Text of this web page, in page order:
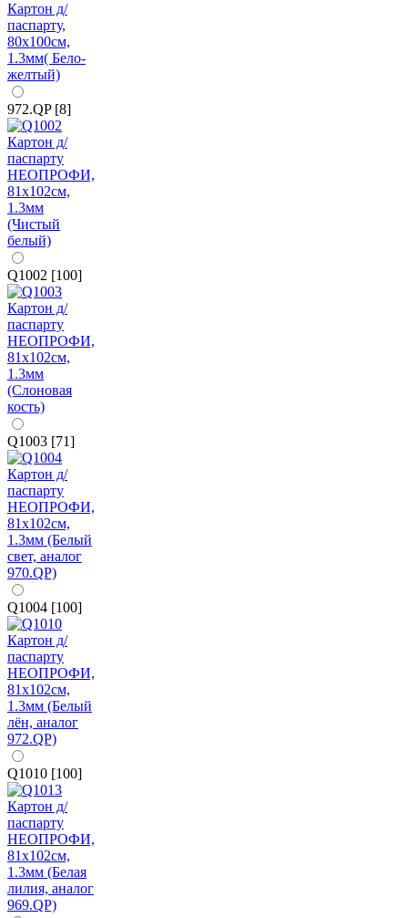
972.QP [8]
Q1002 [100]
Q1003 [71]
Q1004 [100]
Q1010 [100]